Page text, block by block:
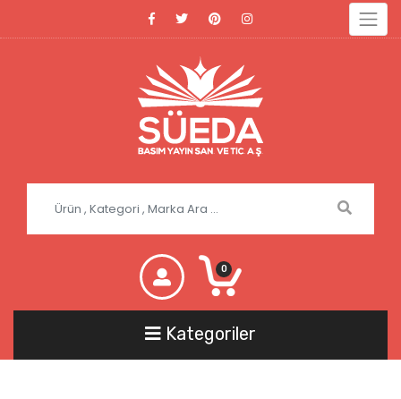
0
Kategoriler